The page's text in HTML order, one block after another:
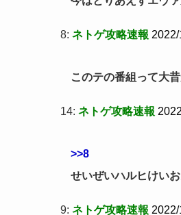
8: ネトゲ攻略速報
このテの番組って大
14: ネトゲ攻略速報
>>8
せいぜいハルヒけい
9: ネトゲ攻略速報